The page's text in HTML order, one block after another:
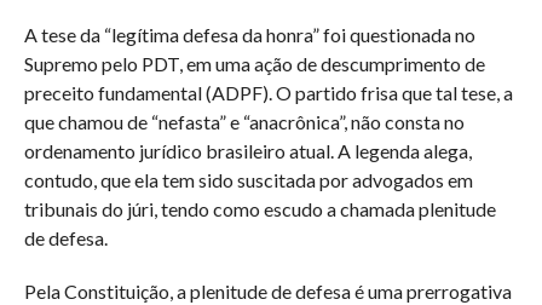
A tese da “legítima defesa da honra” foi questionada no
Supremo pelo PDT, em uma ação de descumprimento de
preceito fundamental (ADPF). O partido frisa que tal tese, a
que chamou de “nefasta” e “anacrônica”, não consta no
ordenamento jurídico brasileiro atual. A legenda alega,
contudo, que ela tem sido suscitada por advogados em
tribunais do júri, tendo como escudo a chamada plenitude
de defesa.
Pela Constituição, a plenitude de defesa é uma prerrogativa